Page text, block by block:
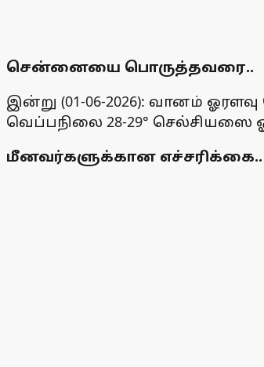
சென்னையை பொருத்தவரை..
இன்று (01-06-2026): வானம்
வெப்பநிலை 28-29° செல்சியஸை
மீனவர்களுக்கான எச்சரிக்கை..